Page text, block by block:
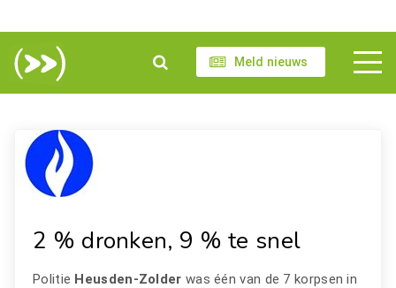
Meld nieuws
2 % dronken, 9 % te snel
Politie Heusden-Zolder was één van de 7 korpsen in